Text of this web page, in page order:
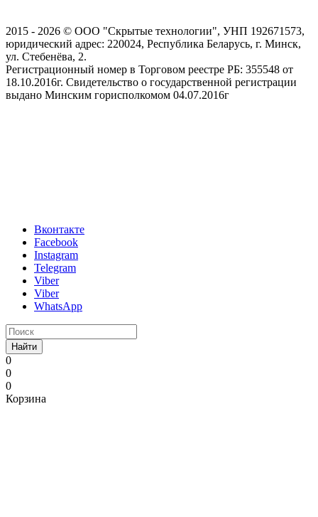
2015 - 2026 © ООО "Скрытые технологии", УНП 192671573,
юридический адрес: 220024, Республика Беларусь, г. Минск,
ул. Стебенёва, 2.
Регистрационный номер в Торговом реестре РБ: 355548 от
18.10.2016г. Свидетельство о государственной регистрации
выдано Минским горисполкомом 04.07.2016г
Вконтакте
Facebook
Instagram
Telegram
Viber
Viber
WhatsApp
Найти
0
0
0
Корзина